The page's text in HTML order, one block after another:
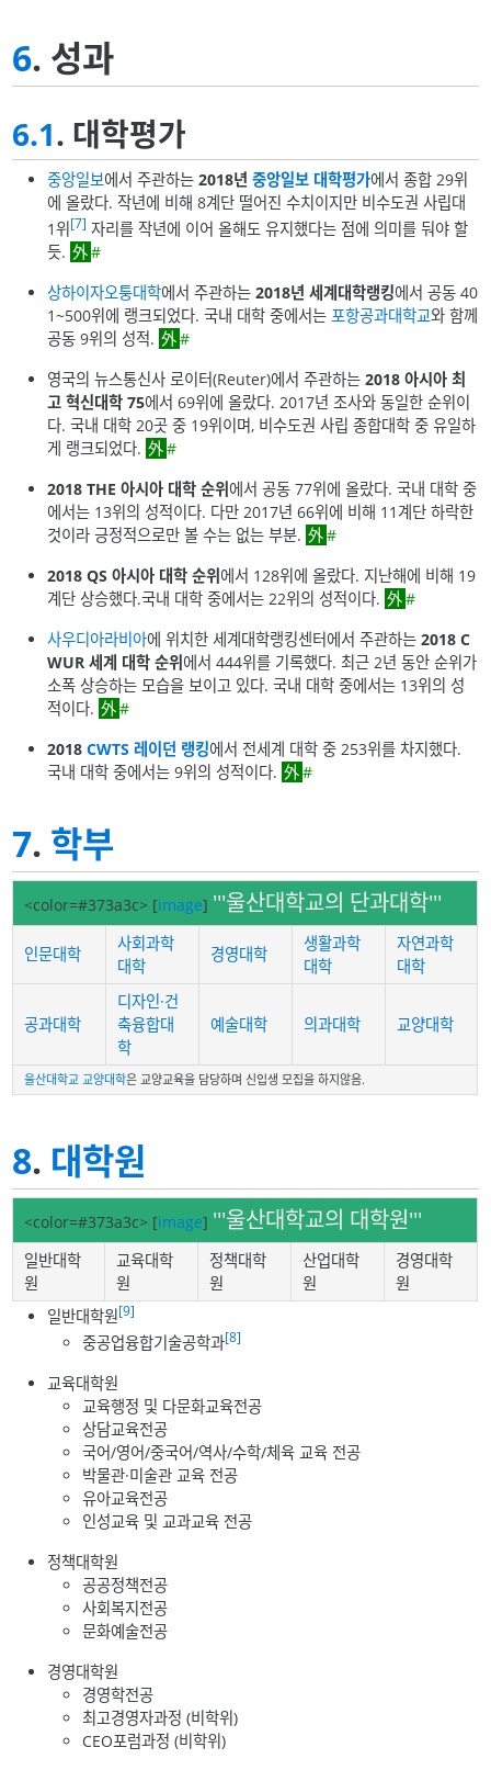
6. 성과
6.1. 대학평가
중앙일보에서 주관하는2018년중앙일보 대학평가에서 종합 29위
에 올랐다. 작년에 비해 8계단 떨어진 수치이지만 비수도권 사립대
1위[7] 자리를 작년에 이어 올해도 유지했다는 점에 의미를 둬야 할
듯.
#
상하이자오퉁대학에서 주관하는2018년 세계대학랭킹에서 공동 40
1~500위에 랭크되었다. 국내 대학 중에서는포항공과대학교와 함께
공동 9위의 성적.
#
영국의 뉴스통신사 로이터(Reuter)에서 주관하는2018 아시아 최
고 혁신대학 75에서 69위에 올랐다. 2017년 조사와 동일한 순위이
다. 국내 대학 20곳 중 19위이며, 비수도권 사립 종합대학 중 유일하
게 랭크되었다.
#
2018 THE 아시아 대학 순위에서 공동 77위에 올랐다. 국내 대학 중
에서는 13위의 성적이다. 다만 2017년 66위에 비해 11계단 하락한
것이라 긍정적으로만 볼 수는 없는 부분.
#
2018 QS 아시아 대학 순위에서 128위에 올랐다. 지난해에 비해 19
계단 상승했다.국내 대학 중에서는 22위의 성적이다.
#
사우디아라비아에 위치한 세계대학랭킹센터에서 주관하는2018 C
WUR 세계 대학 순위에서 444위를 기록했다. 최근 2년 동안 순위가
소폭 상승하는 모습을 보이고 있다. 국내 대학 중에서는 13위의 성
적이다.
#
2018CWTS 레이던 랭킹에서 전세계 대학 중 253위를 차지했다.
국내 대학 중에서는 9위의 성적이다.
#
7. 학부
<color=#373a3c> [image] '''울산대학교의 단과대학'''
인문대학
사회과학
대학
경영대학
생활과학
대학
자연과학
대학
공과대학
디자인·건
축융합대
학
예술대학 의과대학 교양대학
울산대학교 교양대학은 교양교육을 담당하며 신입생 모집을 하지않음.
8. 대학원
<color=#373a3c> [image] '''울산대학교의 대학원'''
일반대학
원
교육대학
원
정책대학
원
산업대학
원
경영대학
원
일반대학원[9]
중공업융합기술공학과[8]
교육대학원
교육행정 및 다문화교육전공
상담교육전공
국어/영어/중국어/역사/수학/체육 교육 전공
박물관·미술관 교육 전공
유아교육전공
인성교육 및 교과교육 전공
정책대학원
공공정책전공
사회복지전공
문화예술전공
경영대학원
경영학전공
최고경영자과정 (비학위)
CEO포럼과정 (비학위)